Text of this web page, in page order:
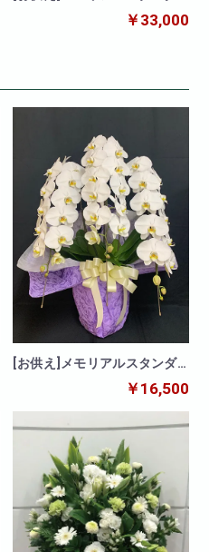
￥33,000
[お供え]メモリアルスタンダ
￥16,500